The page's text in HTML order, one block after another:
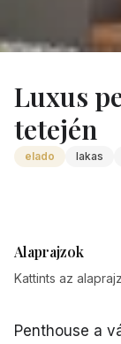
Luxus
tetején
elado lakas
Alaprajzok
Kattints az
Penthouse a